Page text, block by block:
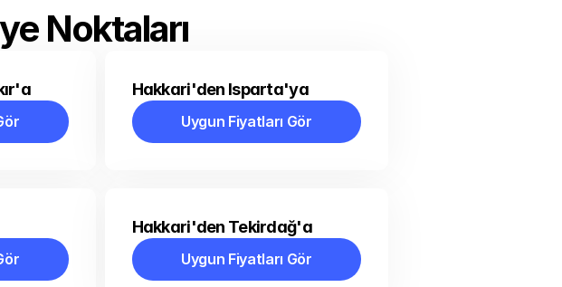
Noktaları
Hakkari'den Isparta'ya
Uygun Fiyatları Gör
Uygun Fiyatları Gör
Hakkari'den Tekirdağ'a
Uygun Fiyatları Gör
Uygun Fiyatları Gör